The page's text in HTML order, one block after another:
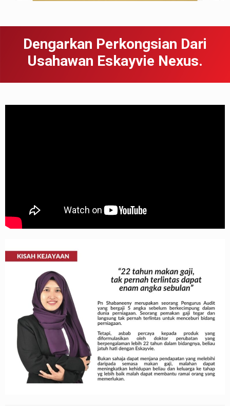
Dengarkan Perkongsian Dari
Usahawan Eskayvie Nexus.